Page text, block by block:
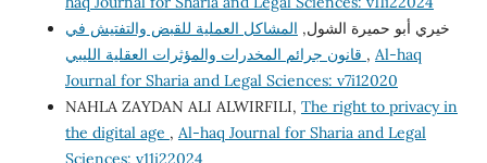
خيري أبو حميرة الشول, المشاكل العملية للقبض والتفتيش في
, Al-haq
Journal for Sharia and Legal Sciences: v7i12020
NAHLA ZAYDAN ALI ALWIRFILI, The right to privacy in
the digital age , Al-haq Journal for Sharia and Legal
Sciences: v11i22024